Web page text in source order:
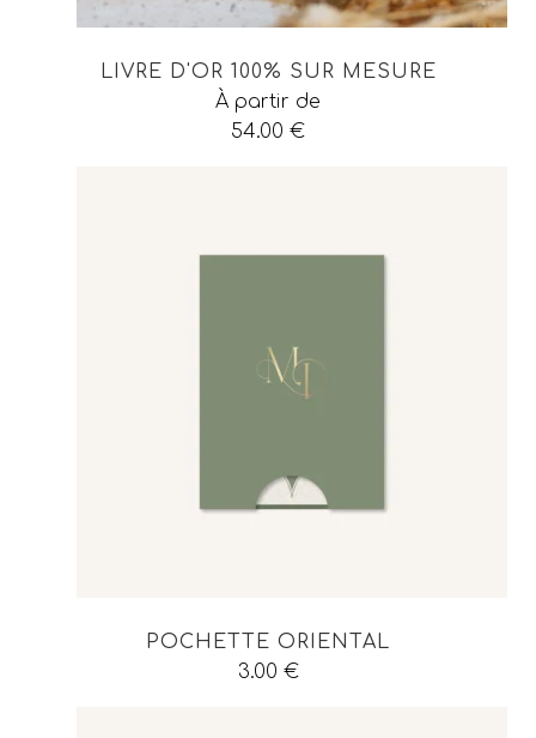
LIVRE D'OR 100% SUR MESURE
À partir de
54.00 €
POCHETTE ORIENTAL
3.00 €